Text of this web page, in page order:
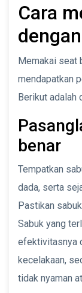
Cara
Memakai seat
mendapatkan
Berikut adalah
benar
Tempatkan
dada, serta
Pastikan
Sabuk yang
efektivitasnya
kecelakaan,
tidak nyaman